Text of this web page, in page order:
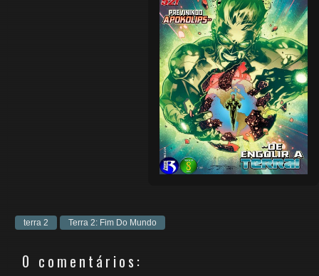
terra 2 Terra 2: Fim Do Mundo
0 comentários: